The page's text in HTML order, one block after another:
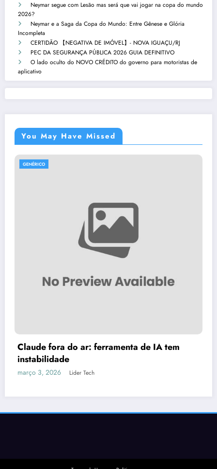
Neymar segue com Lesão mas será que vai jogar na copa do mundo
2026?
Neymar e a Saga da Copa do Mundo: Entre Gênese e Glória
Incompleta
CERTIDÃO 【NEGATIVA DE IMÓVEL】- NOVA IGUAÇU/RJ
PEC DA SEGURANÇA PÚBLICA 2026 GUIA DEFINITIVO
O lado oculto do NOVO CRÉDITO do governo para motoristas de
aplicativo
You May Have Missed